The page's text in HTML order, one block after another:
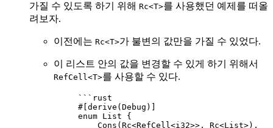
가질 수 있도록 하기 위해 Rc<T>를 사용했던 예제를 떠올
려보자.
이전에는 Rc<T>가 불변의 값만을 가질 수 있었다.
이 리스트 안의 값을 변경할 수 있게 하기 위해서
RefCell<T>를 사용할 수 있다.
```rust
#[derive(Debug)]
enum List {
Cons(Rc<RefCell<i32>>, Rc<List>),